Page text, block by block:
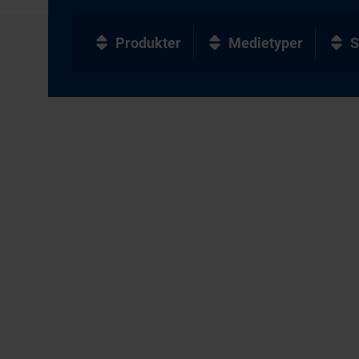
Produkter Medietyper